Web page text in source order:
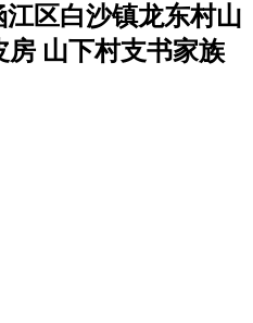
区白沙镇龙东村山
房 山下村支书家族